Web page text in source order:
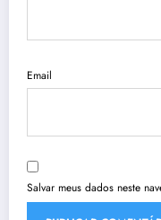
Email
Salvar meus dados neste